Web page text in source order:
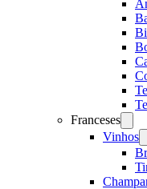
Franceses
Vinhos